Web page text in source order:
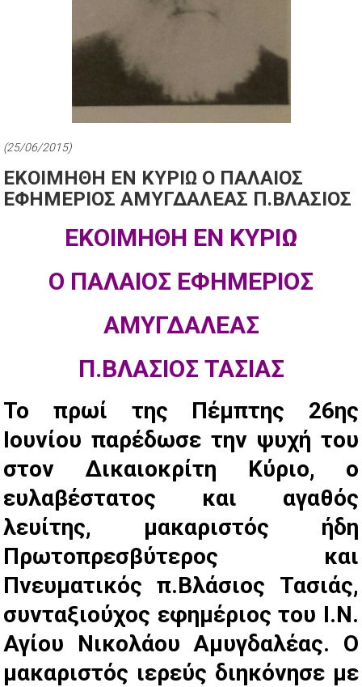
(25/06/2015)
ΕΚΟΙΜΗΘΗ ΕΝ ΚΥΡΙΩ Ο ΠΑΛΑΙΟΣ
ΕΦΗΜΕΡΙΟΣ ΑΜΥΓΔΑΛΕΑΣ Π.ΒΛΑΣΙΟΣ
ΕΚΟΙΜΗΘΗ ΕΝ ΚΥΡΙΩ
Ο ΠΑΛΑΙΟΣ ΕΦΗΜΕΡΙΟΣ
ΑΜΥΓΔΑΛΕΑΣ
Π.ΒΛΑΣΙΟΣ ΤΑΣΙΑΣ
Το πρωί της Πέμπτης 26ης
Ιουνίου παρέδωσε την ψυχή του
στον Δικαιοκρίτη Κύριο, ο
ευλαβέστατος και αγαθός
λευίτης, μακαριστός ήδη
Πρωτοπρεσβύτερος και
Πνευματικός π.Βλάσιος Τασιάς,
συνταξιούχος εφημέριος του Ι.Ν.
Αγίου Νικολάου Αμυγδαλέας. Ο
μακαριστός ιερεύς διηκόνησε με